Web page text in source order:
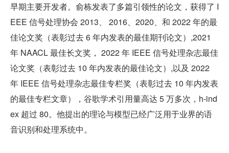
早期主要开发者。俞栋发表了多篇引领性的论文，获得了 I
EEE 信号处理协会 2013、 2016、2020、和 2022 年的最
佳论文奖（表彰过去 6 年内发表的最佳期刊论文）,2021
年 NAACL 最佳长文奖， 2022 年 IEEE 信号处理杂志最佳
论文奖（表彰过去 10 年内发表的最佳论文）,以及 2022
年 IEEE 信号处理杂志最佳专栏奖（表彰过去 10 年内发表
的最佳专栏文章），谷歌学术引用量高达 5 万多次，h-ind
ex 超过 80。他提出的理论与模型已经广泛用于业界的语
音识别和处理系统中。